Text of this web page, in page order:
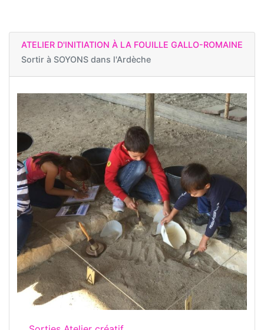
ATELIER D'INITIATION À LA FOUILLE GALLO-ROMAINE
Sortir à SOYONS dans l'Ardèche